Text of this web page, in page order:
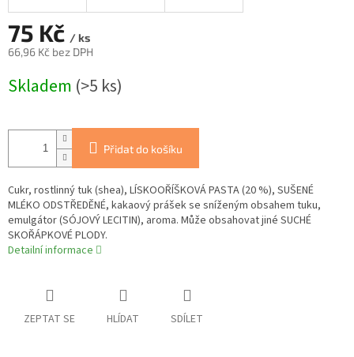
75 Kč / ks
66,96 Kč bez DPH
cena:
Skladem (>5 ks)
Přidat do košíku
Cukr, rostlinný tuk (shea), LÍSKOOŘÍŠKOVÁ PASTA (20 %), SUŠENÉ
MLÉKO ODSTŘEDĚNÉ, kakaový prášek se sníženým obsahem tuku,
emulgátor (SÓJOVÝ LECITIN), aroma. Může obsahovat jiné SUCHÉ
SKOŘÁPKOVÉ PLODY.
Detailní informace
ZEPTAT SE HLÍDAT SDÍLET